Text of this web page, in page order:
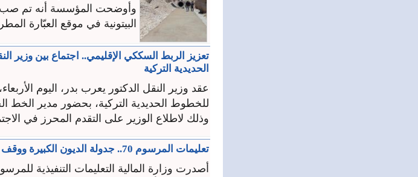
وأوضحت المؤسسة أنه تم صب
البيتونية في موقع العبّارة
تعزيز الربط السككي الإقليمي.. اجتماع بين وزير
الحديدية التركية
عقد وزير النقل الدكتور يعرب بدر، اليوم
للخطوط الحديدية التركية، بحضور مدير الخط
وذلك لاطلاع الوزير على التقدم المحرز في
تعليمات المرسوم 70.. جدولة الديون الكبيرة ووقف مشروط للملاحقات القضائية